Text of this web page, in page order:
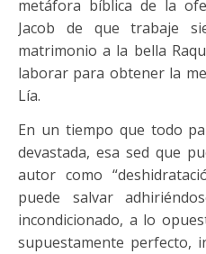
metáfora bíblica de la
Jacob de que trabaje
matrimonio a la bella
laborar para obtener la
Lía.
En un tiempo que todo
devastada, esa sed que
autor como
puede salvar
incondicionado, a lo
supuestamente perfecto,